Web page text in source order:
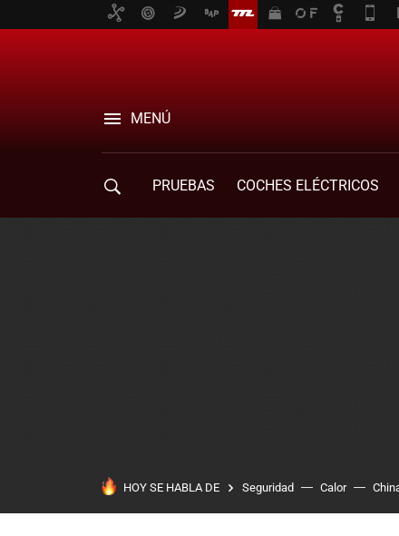
MENÚ
PRUEBAS COCHES ELÉCTRICOS
HOY SE HABLA DE Seguridad Calor